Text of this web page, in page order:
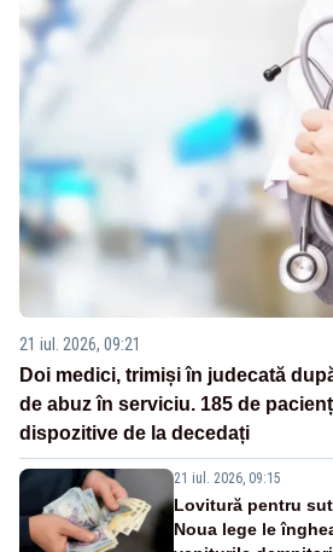
21 iul. 2026, 09:21
Doi medici, trimiși în judecată
de abuz în serviciu. 185 de
dispozitive de la decedați
21 iul. 2026, 09:15
Lovitură pentru
Noua lege le